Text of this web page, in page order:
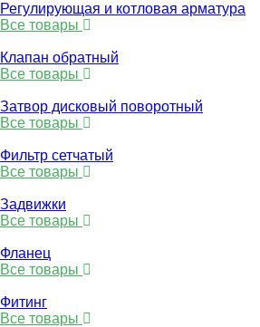
Регулирующая и котловая арматура
Все товары
Клапан обратный
Все товары
Затвор дисковый поворотный
Все товары
Фильтр сетчатый
Все товары
Задвижки
Все товары
Фланец
Все товары
Фитинг
Все товары